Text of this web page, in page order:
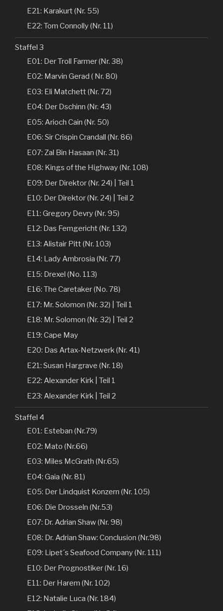
E21: Karakurt (Nr. 55)
E22: Tom Connolly (Nr. 11)
Staffel 3
E01: Der Troll Farmer (Nr. 38)
E02: Marvin Gerad ( Nr. 80)
E03: Eli Matchett (Nr. 72)
E04: Der Dschinn (Nr. 43)
E05: Arioch Cain (Nr. 50)
E06: Sir Crispin Crandall (Nr. 86)
E07: Zal Bin Hasaan (Nr. 31)
E08: Kings of the Highway (Nr. 108)
E09: Der Direktor (Nr. 24) | Teil 1
E10: Der Direktor (Nr. 24) | Teil 2
E11: Gregory Devry (Nr. 95)
E12: Das Femgericht (Nr. 132)
E13: Alistair Pitt (Nr. 103)
E14: Lady Ambrosia (Nr. 77)
E15: Drexel (No. 113)
E16: The Caretaker (No. 78)
E17: Mr. Solomon (Nr. 32) | Teil 1
E18: Mr. Solomon (Nr. 32) | Teil 2
E19: Cape May
E20: Das Artax-Netzwerk (Nr. 41)
E21: Susan Hargrave (Nr. 18)
E22: Alexander Kirk | Teil 1
E23: Alexander Kirk | Teil 2
Staffel 4
E01: Esteban (Nr.79)
E02: Mato (Nr.66)
E03: Miles McGrath (Nr.65)
E04: Gaia (Nr. 81)
E05: Der Lindquist Konzern (Nr. 105)
E06: Die Drosseln (Nr.53)
E07: Dr. Adrian Shaw (Nr. 98)
E08: Dr. Adrian Shaw: Conclusion (Nr.98)
E09: Lipet´s Seafood Company (Nr. 111)
E10: Der Prognostiker (Nr. 16)
E11: Der Harem (Nr. 102)
E12: Natalie Luca (Nr. 184)